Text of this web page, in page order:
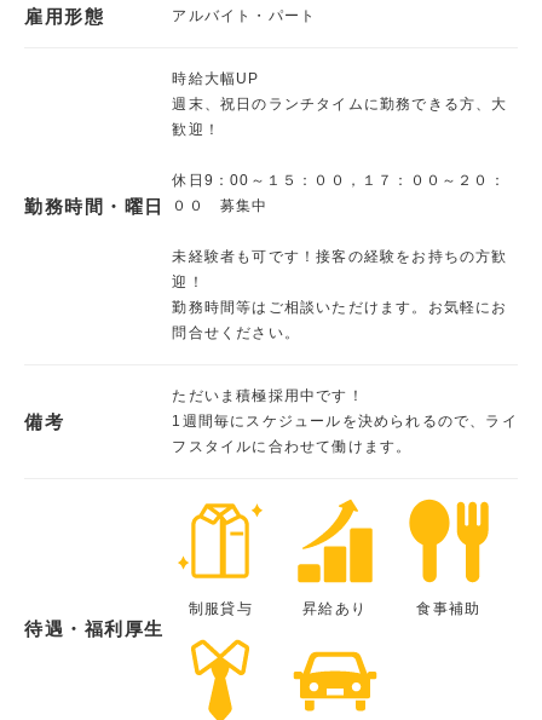
雇用形態 アルバイト・パート
勤務時間・曜日
時給大幅UP
週末、祝日のランチタイムに勤務できる方、大
歓迎！
休日9：00～１５：００，１７：００～２０：
００ 募集中
未経験者も可です！接客の経験をお持ちの方歓
迎！
勤務時間等はご相談いただけます。お気軽にお
問合せください。
備考
ただいま積極採用中です！
1週間毎にスケジュールを決められるので、ライ
フスタイルに合わせて働けます。
待遇・福利厚生
制服貸与 昇給あり 食事補助